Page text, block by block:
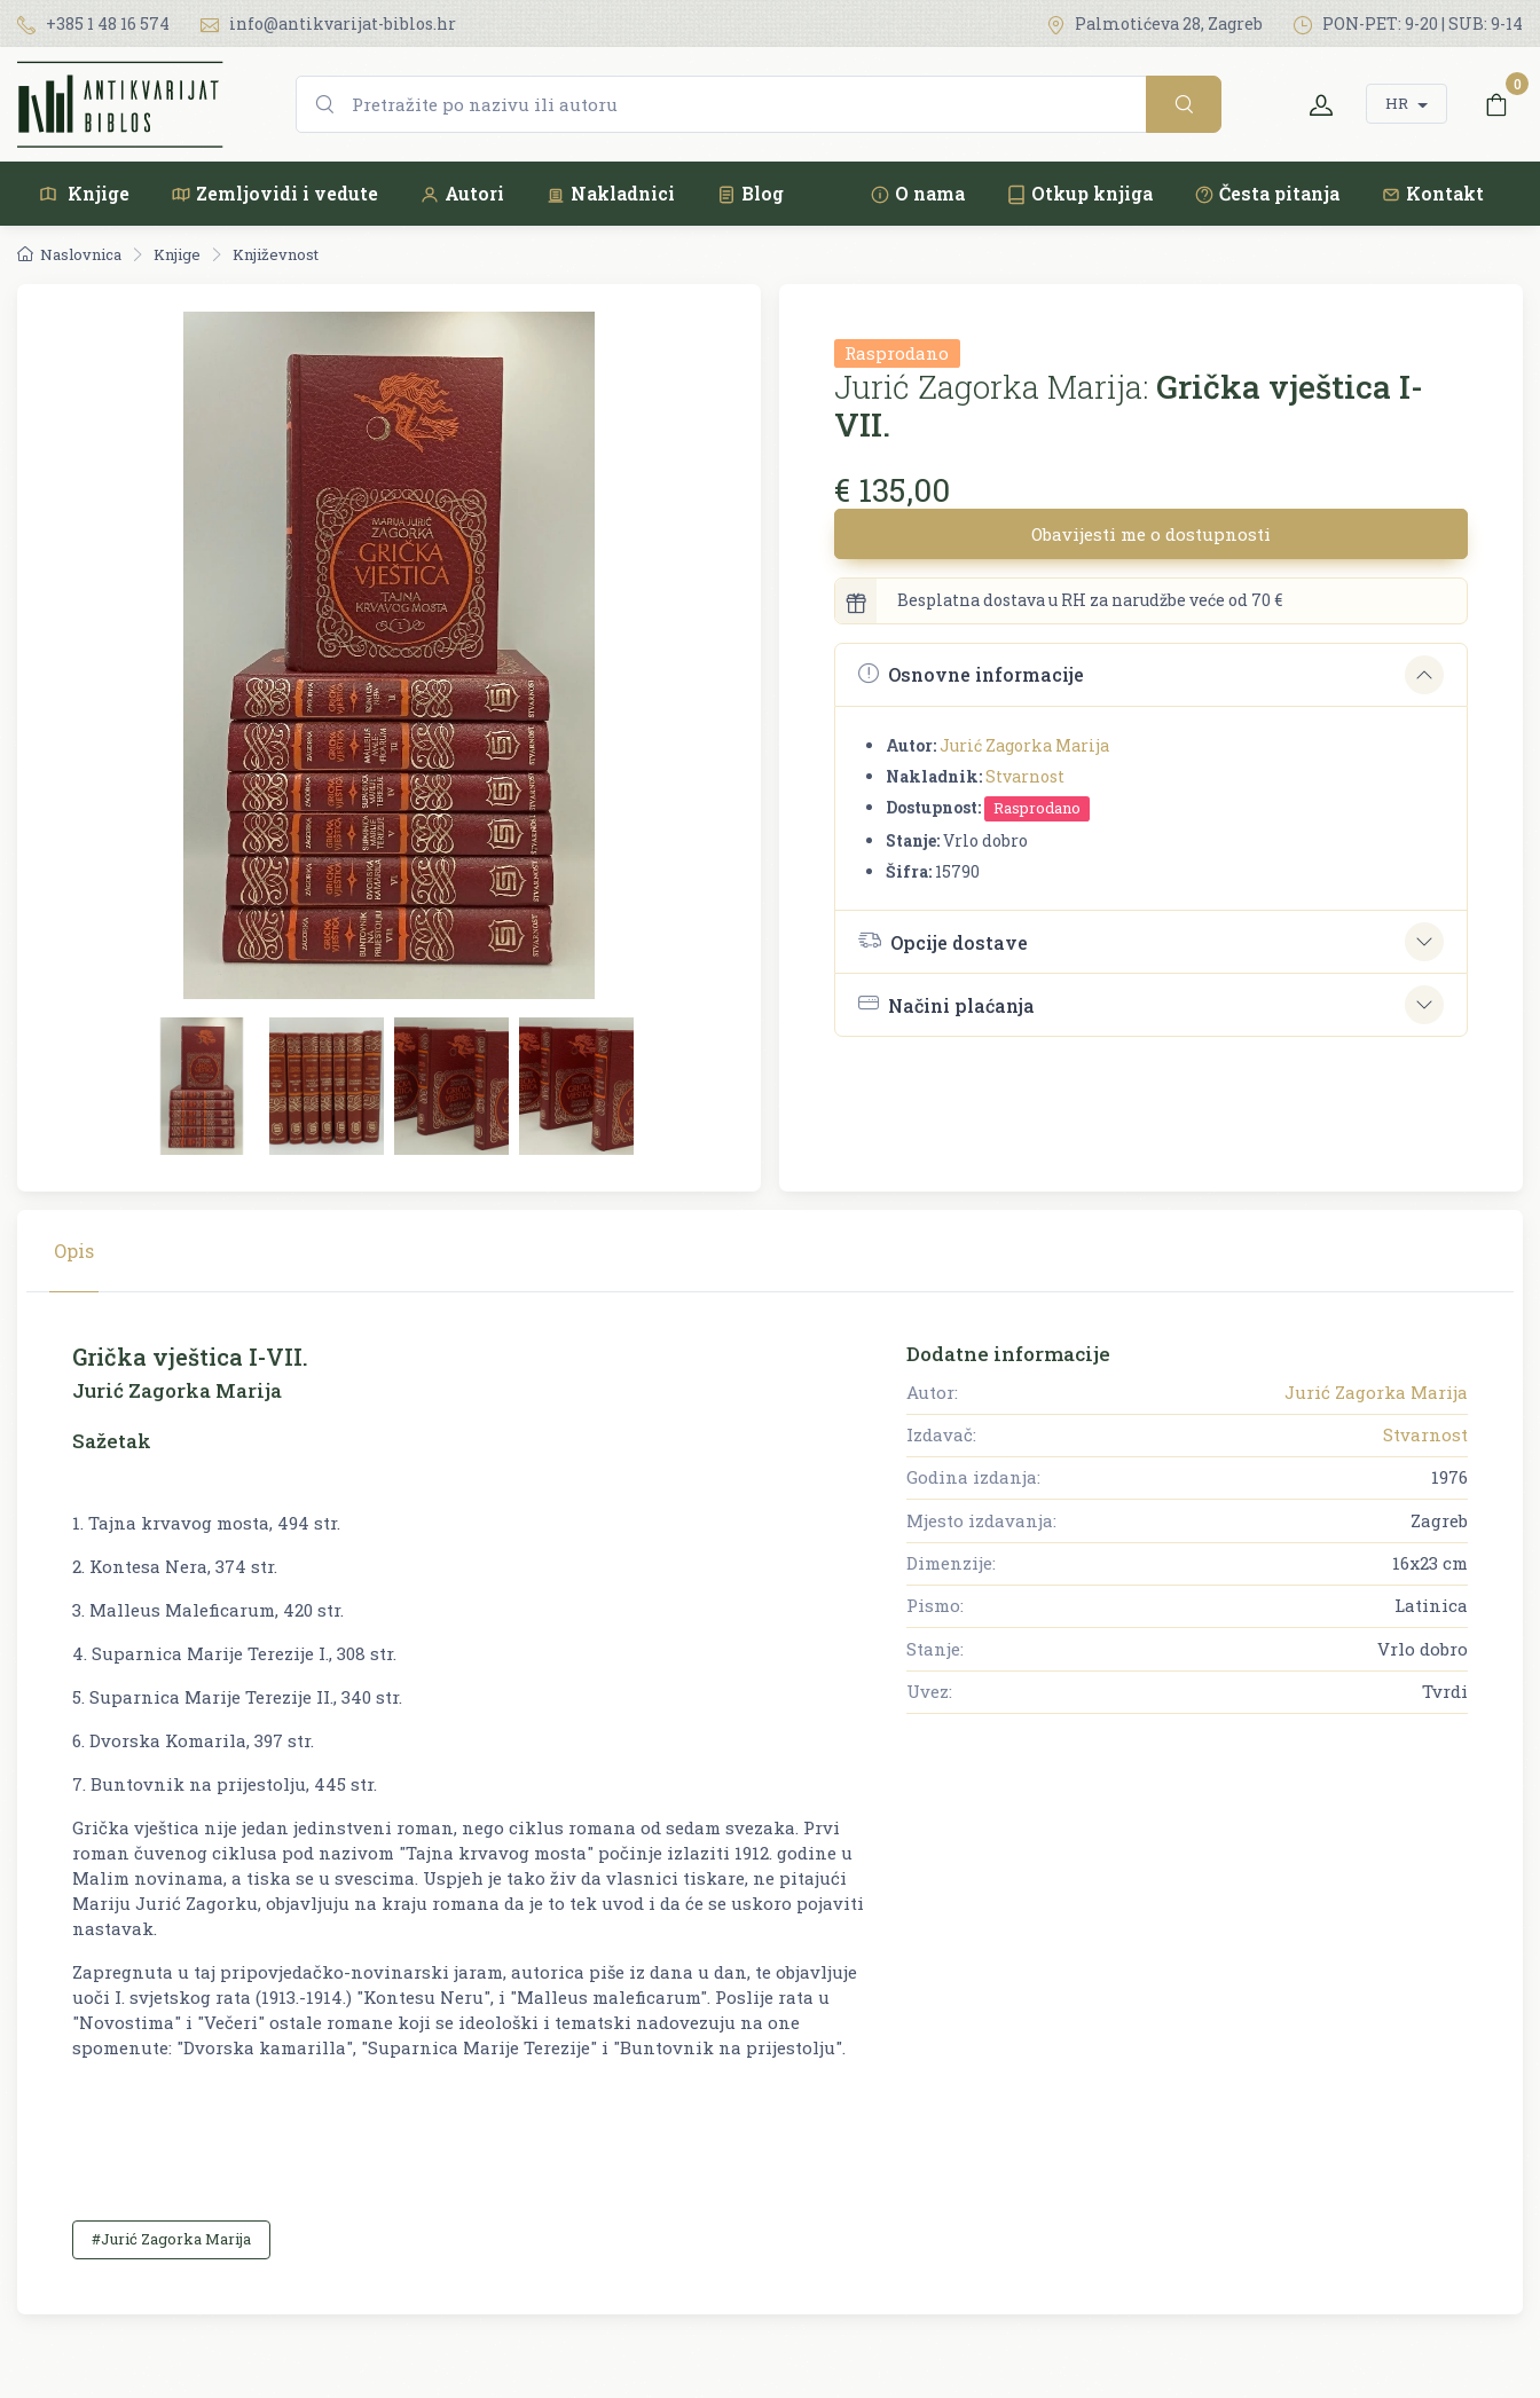
+385 1 48 16 574 info@antikvarijat-biblos.hr Palmotićeva 28, Zagreb PON-PET: 9-20 | SUB: 9-14
HR
0
Knjige Zemljovidi i vedute Autori Nakladnici Blog O nama Otkup knjiga Česta pitanja Kontakt
Naslovnica Knjige Književnost
Rasprodano
Jurić Zagorka Marija: Grička vještica I-
VII.
€ 135,00
Obavijesti me o dostupnosti
Besplatna dostava u RH za narudžbe veće od 70 €
Osnovne informacije
Autor:Jurić Zagorka Marija
Nakladnik:Stvarnost
Dostupnost:
Rasprodano
Stanje:Vrlo dobro
Šifra: 15790
Opcije dostave
Načini plaćanja
Opis
Grička vještica I-VII.
Jurić Zagorka Marija
Sažetak
1. Tajna krvavog mosta, 494 str.
2. Kontesa Nera, 374 str.
3. Malleus Maleficarum, 420 str.
4. Suparnica Marije Terezije I., 308 str.
5. Suparnica Marije Terezije II., 340 str.
6. Dvorska Komarila, 397 str.
7. Buntovnik na prijestolju, 445 str.
Grička vještica nije jedan jedinstveni roman, nego ciklus romana od sedam svezaka. Prvi
roman čuvenog ciklusa pod nazivom "Tajna krvavog mosta" počinje izlaziti 1912. godine u
Malim novinama, a tiska se u svescima. Uspjeh je tako živ da vlasnici tiskare, ne pitajući
Mariju Jurić Zagorku, objavljuju na kraju romana da je to tek uvod i da će se uskoro pojaviti
nastavak.
Zapregnuta u taj pripovjedačko-novinarski jaram, autorica piše iz dana u dan, te objavljuje
uoči I. svjetskog rata (1913.-1914.) "Kontesu Neru", i "Malleus maleficarum". Poslije rata u
"Novostima" i "Večeri" ostale romane koji se ideološki i tematski nadovezuju na one
spomenute: "Dvorska kamarilla", "Suparnica Marije Terezije" i "Buntovnik na prijestolju".
#Jurić Zagorka Marija
Dodatne informacije
Autor:
Jurić Zagorka Marija
Izdavač:
Stvarnost
Godina izdanja:
1976
Mjesto izdavanja:
Zagreb
Dimenzije:
16x23 cm
Pismo:
Latinica
Stanje:
Vrlo dobro
Uvez:
Tvrdi